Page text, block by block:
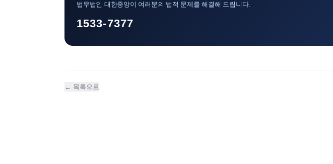
법무법인 대한중앙이 여러분의 법적 문제를 해결해 드립니다.
1533-7377
← 목록으로